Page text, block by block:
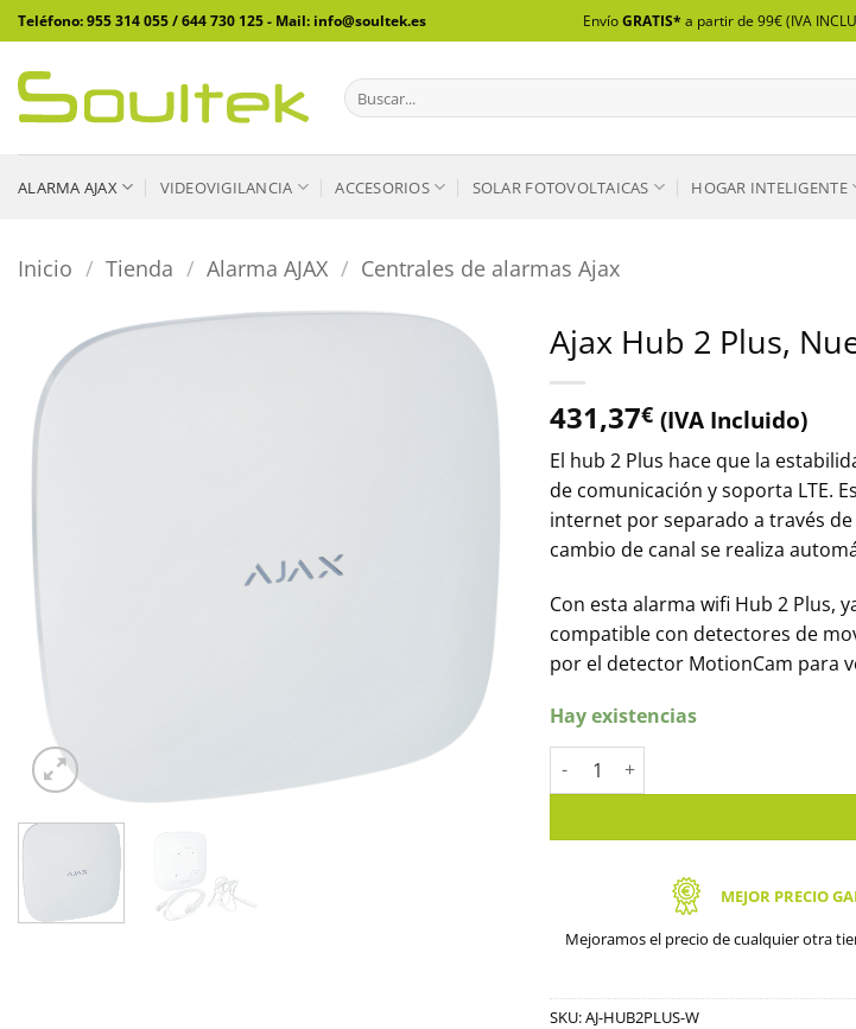
Saltar
al
contenido
Teléfono: 955 314 055 / 644 730 125 - Mail: info@soultek.es EnvíoGRATIS* a partir de 99€ (IVA
Buscar
por:
ALARMA AJAX VIDEOVIGILANCIA ACCESORIOS SOLAR FOTOVOLTAICAS HOGAR INTELIGENTE
Inicio / Tienda / Alarma AJAX / Centrales de alarmas Ajax
Ajax Hub 2 Plus,
431,37€ (IVA Incluido)
El hub 2 Plus hace que la
de comunicación y soporta LTE.
internet por separado a través
cambio de canal se realiza
Con esta alarma wifi Hub 2 Plus,
compatible con detectores de
por el detector MotionCam para
Hay existencias
Ajax Hub 2 Plus, Nueva central de
MEJOR PRECIO
Mejoramos el precio de cualquier otra
SKU:AJ-HUB2PLUS-W